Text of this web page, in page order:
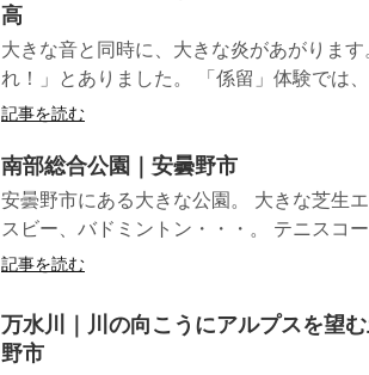
高
大きな音と同時に、大きな炎があがりま
れ！」とありました。 「係留」体験では
記事を読む
南部総合公園｜安曇野市
安曇野市にある大きな公園。 大きな芝生
スビー、バドミントン・・・。 テニスコ
記事を読む
万水川｜川の向こうにアルプスを望
野市